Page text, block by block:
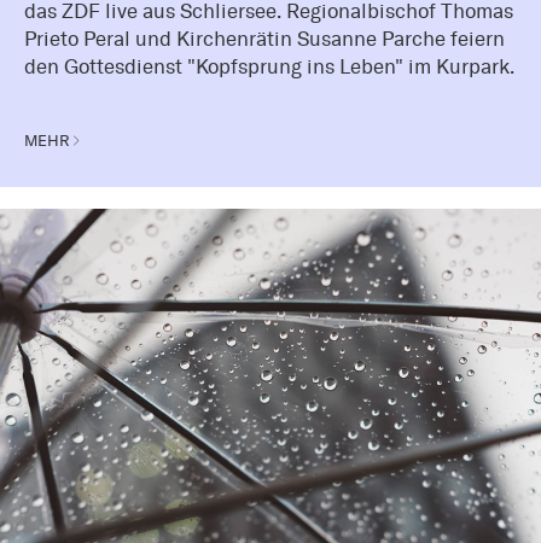
das ZDF live aus Schliersee. Regionalbischof Thomas
Prieto Peral und Kirchenrätin Susanne Parche feiern
den Gottesdienst "Kopfsprung ins Leben" im Kurpark.
MEHR